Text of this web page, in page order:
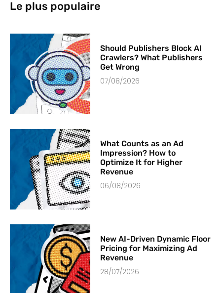
Le plus populaire
Should Publishers Block AI
Crawlers? What Publishers
Get Wrong
07/08/2026
What Counts as an Ad
Impression? How to
Optimize It for Higher
Revenue
06/08/2026
New AI-Driven Dynamic Floor
Pricing for Maximizing Ad
Revenue
28/07/2026